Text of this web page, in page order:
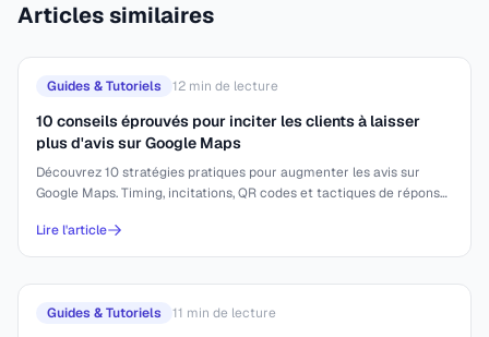
Articles similaires
Guides & Tutoriels 12 min de lecture
10 conseils éprouvés pour inciter les clients à laisser
plus d'avis sur Google Maps
Découvrez 10 stratégies pratiques pour augmenter les avis sur
Google Maps. Timing, incitations, QR codes et tactiques de réponse
Lire l'article
Guides & Tutoriels 11 min de lecture